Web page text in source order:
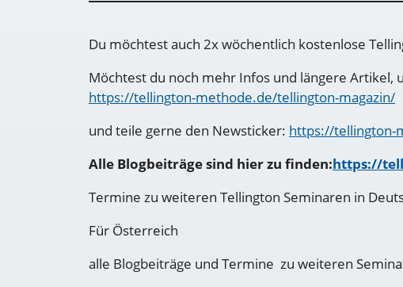
Du möchtest auch 2x wöchentlich kostenlose
Möchtest du noch mehr Infos und längere Artikel,
https://tellington-methode.de/tellington-magazin/
und teile gerne den Newsticker: https://tellington-
Alle Blogbeiträge sind hier zu finden:https://
Termine zu weiteren Tellington Seminaren in
Für Österreich
alle Blogbeiträge und Termine zu weiteren